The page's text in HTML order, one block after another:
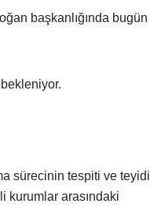
başkanlığında bugün
sürecinin tespiti ve teyidi
kurumlar arasındaki